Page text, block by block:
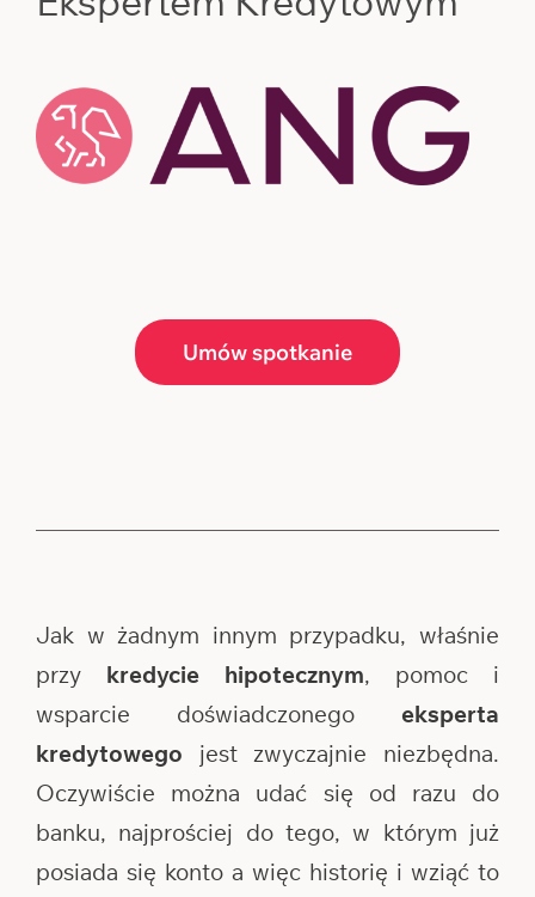
Umów spotkanie
Jak w żadnym innym przypadku, właśnie
przy kredycie hipotecznym, pomoc i
wsparcie doświadczonego eksperta
kredytowego jest zwyczajnie niezbędna.
Oczywiście można udać się od razu do
banku, najprościej do tego, w którym już
posiada się konto a więc historię i wziąć to